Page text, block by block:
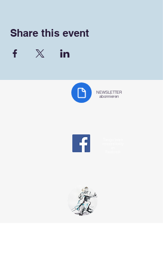
Share this event
NEWSLETTER
abonnieren